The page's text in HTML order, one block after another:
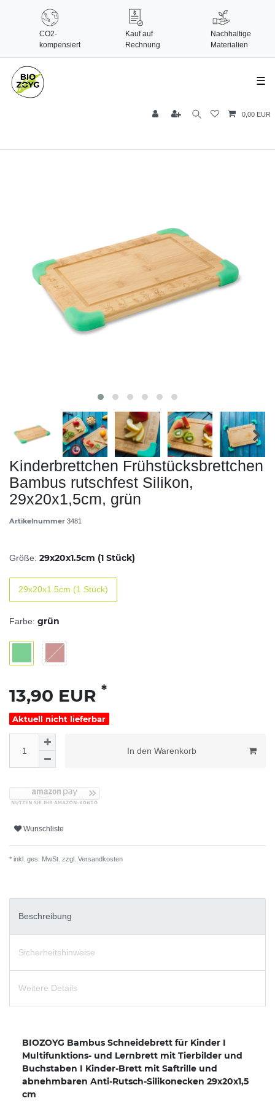
CO2-
kompensiert
Kauf auf
Rechnung
Nachhaltige
Materialien
☰
0,00 EUR
Kinderbrettchen Frühstücksbrettchen
Bambus rutschfest Silikon,
29x20x1,5cm, grün
Artikelnummer 3481
Größe: 29x20x1.5cm (1 Stück)
29x20x1.5cm (1 Stück)
Farbe: grün
13,90 EUR *
Aktuell nicht lieferbar
In den Warenkorb
Wunschliste
* inkl. ges. MwSt. zzgl. Versandkosten
Beschreibung
Sicherheitshinweise
Weitere Details
BIOZOYG Bambus Schneidebrett für Kinder I
Multifunktions- und Lernbrett mit Tierbilder und
Buchstaben I Kinder-Brett mit Saftrille und
abnehmbaren Anti-Rutsch-Silikonecken 29x20x1,5
cm